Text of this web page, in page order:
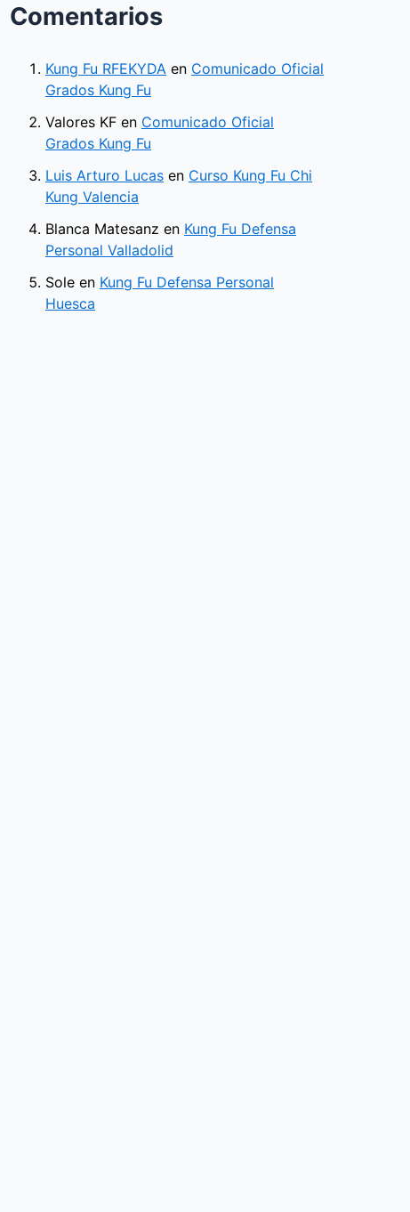
Comentarios
Kung Fu RFEKYDA en Comunicado Oficial
Grados Kung Fu
Valores KF en Comunicado Oficial
Grados Kung Fu
Luis Arturo Lucas en Curso Kung Fu Chi
Kung Valencia
Blanca Matesanz en Kung Fu Defensa
Personal Valladolid
Sole en Kung Fu Defensa Personal
Huesca